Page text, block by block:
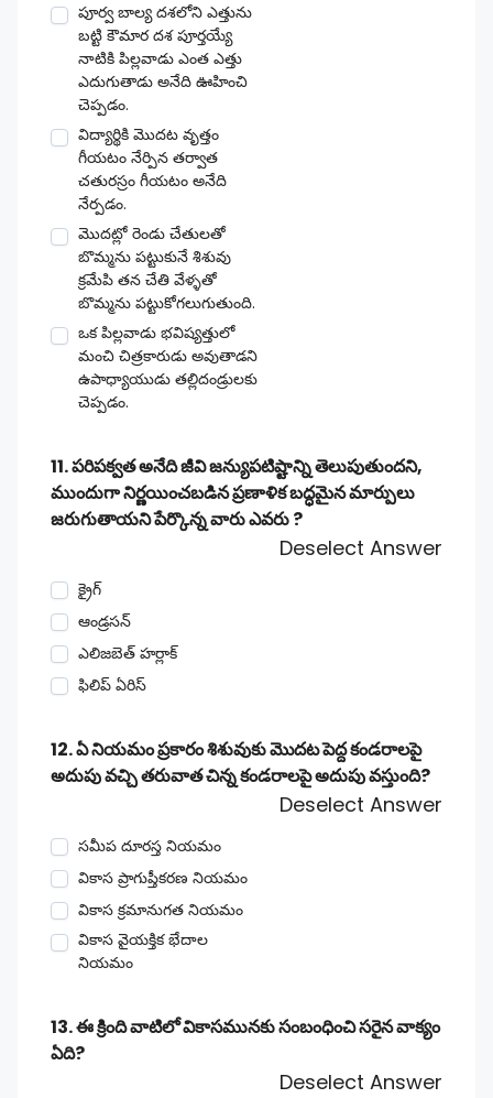
పూర్వ బాల్య దశలోని ఎత్తును
బట్టి కౌమార దశ పూర్తయ్యే
నాటికి పిల్లవాడు ఎంత ఎత్తు
ఎదుగుతాడు అనేది ఊహించి
చెప్పడం.
విద్యార్థికి మొదట వృత్తం
గీయటం నేర్పిన తర్వాత
చతురస్రం గీయటం అనేది
నేర్పడం.
మొదట్లో రెండు చేతులతో
బొమ్మను పట్టుకునే శిశువు
క్రమేపి తన చేతి వేళ్ళతో
బొమ్మను పట్టుకోగలుగుతుంది.
ఒక పిల్లవాడు భవిష్యత్తులో
మంచి చిత్రకారుడు అవుతాడని
ఉపాధ్యాయుడు తల్లిదండ్రులకు
చెప్పడం.
11. పరిపక్వత అనేది జీవి జన్యుపటిష్టాన్ని తెలుపుతుందని,
ముందుగా నిర్ణయించబడిన ప్రణాళిక బద్ధమైన మార్పులు
జరుగుతాయని పేర్కొన్న వారు ఎవరు ?
Deselect Answer
క్రైగ్
ఆండ్రసన్
ఎలిజబెత్ హర్లాక్
ఫిలిప్ ఏరిస్
12. ఏ నియమం ప్రకారం శిశువుకు మొదట పెద్ద కండరాలపై
అదుపు వచ్చి తరువాత చిన్న కండరాలపై అదుపు వస్తుంది?
Deselect Answer
సమీప దూరస్త నియమం
వికాస ప్రాగుప్తీకరణ నియమం
వికాస క్రమానుగత నియమం
వికాస వైయక్తిక భేదాల
నియమం
13. ఈ క్రింది వాటిలో వికాసమునకు సంబంధించి సరైన వాక్యం
ఏది?
Deselect Answer